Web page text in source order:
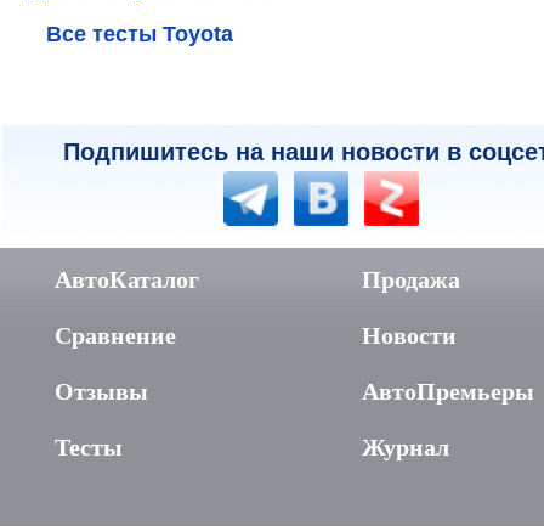
Все тесты Toyota
Подпишитесь на наши новости в
АвтоКаталог
Сравнение
Отзывы
Тесты
Продажа
Новости
АвтоПремьеры
Журнал